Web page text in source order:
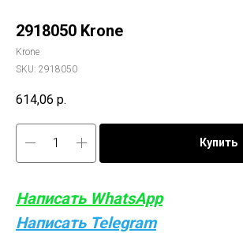
2918050 Krone
Krone
SKU: 2918050
614,06 р.
Купить
Написать WhatsApp
Написать Telegram